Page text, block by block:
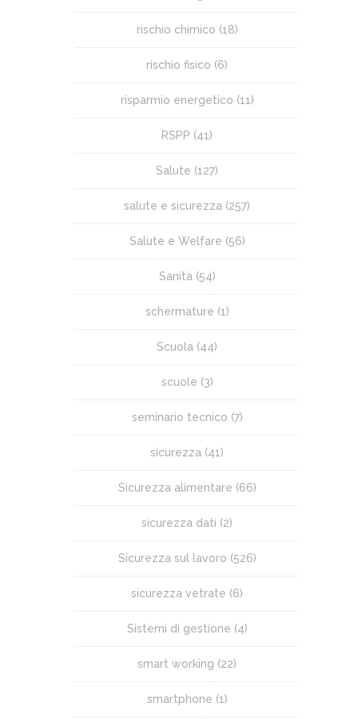
rischio chimico (18)
rischio fisico (6)
risparmio energetico (11)
RSPP (41)
Salute (127)
salute e sicurezza (257)
Salute e Welfare (56)
Sanità(54)
schermature (1)
Scuola (44)
scuole (3)
seminario tecnico (7)
sicurezza (41)
Sicurezza alimentare (66)
sicurezza dati (2)
Sicurezza sul lavoro (526)
sicurezza vetrate (6)
Sistemi di gestione (4)
smart working (22)
smartphone (1)